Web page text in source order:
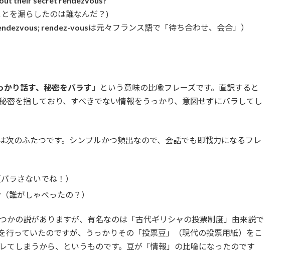
を漏らしたのは誰なんだ？)
rendez-vousは元々フランス語で「待ち合わせ、会合」）
かり話す、秘密をバラす」
という意味の比喩フレーズです。直訳すると
密を指しており、すべきでない情報をうっかり、意図せずにバラしてし
次のふたつです。シンプルかつ頻出なので、会話でも即戦力になるフレ
バラさないでね！）
（誰がしゃべったの？）
かの説がありますが、有名なのは「古代ギリシャの投票制度」由来説で
行っていたのですが、うっかりその「投票豆」（現代の投票用紙）をこ
てしまうから、というものです。豆が「情報」の比喩になったのです